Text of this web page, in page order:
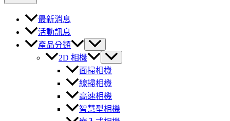
最新消息
活動訊息
產品分類
2D 相機
面掃相機
線掃相機
高速相機
智慧型相機